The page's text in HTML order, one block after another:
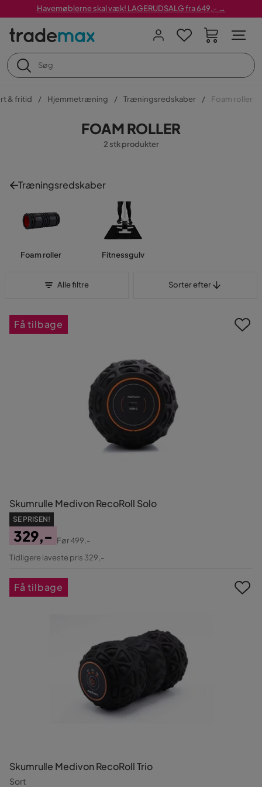
Havemøblerne skal væk! LAGERUDSALG fra 649,- →
& fritid Hjemmetræning Træningsredskaber Foam roller
FOAM ROLLER
2 stk produkter
Træningsredskaber
Foam roller Fitnessgulv
Alle filtre Sorter efter
Skumrulle Medivon RecoRoll Solo
SE PRISEN!
Pris
329,-
Original
Før499,-
Tidligere laveste pris 329,-
Få tilbage
Skumrulle Medivon RecoRoll Trio
Sort
Få tilbage